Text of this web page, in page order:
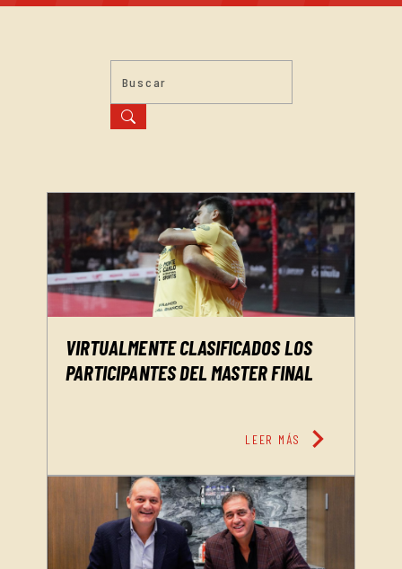
VIRTUALMENTE CLASIFICADOS LOS
PARTICIPANTES DEL MASTER FINAL
LEER MÁS chevron_right